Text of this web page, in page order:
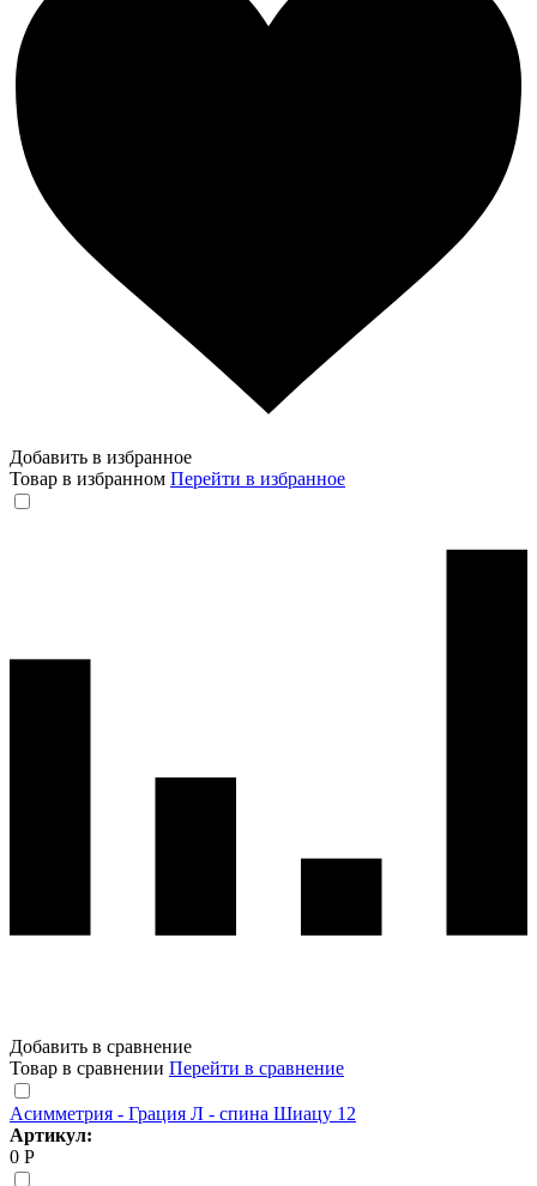
Добавить в избранное
Товар в избранном Перейти в избранное
Добавить в сравнение
Товар в сравнении Перейти в сравнение
Асимметрия - Грация Л - спина Шиацу 12
Артикул:
0 Р